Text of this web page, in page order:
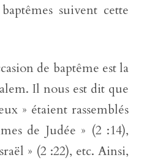
suivent cette
de baptême est la
Il nous est dit que
» étaient rassemblés
de Judée » (2 :14),
» (2 :22), etc. Ainsi,